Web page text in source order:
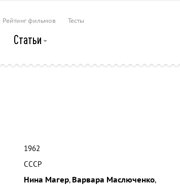
Рейтинг фильмов Тесты
Статьи
1962
СССР
Нина Магер, Варвара Маслюченко,